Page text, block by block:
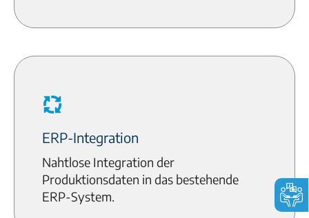
ERP-Integration
Nahtlose Integration der
Produktionsdaten in das bestehende
ERP-System.